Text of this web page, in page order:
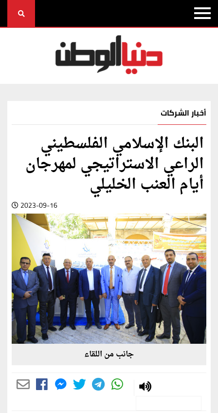
أخبار الشركات
البنك الإسلامي الفلسطيني
الراعي الاستراتيجي لمهرجان
أيام العنب الخليلي
2023-09-16
جانب من اللقاء